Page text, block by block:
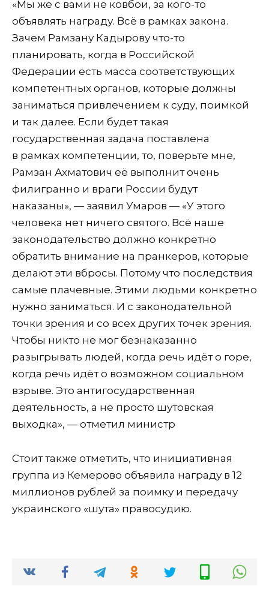
«Мы же с вами не ковбои, за кого-то
объявлять награду. Всё в рамках закона.
Зачем Рамзану Кадырову что-то
планировать, когда в Российской
Федерации есть масса соответствующих
компетентных органов, которые должны
заниматься привлечением к суду, поимкой
и так далее. Если будет такая
государственная задача поставлена
в рамках компетенции, то, поверьте мне,
Рамзан Ахматович её выполнит очень
филигранно и враги России будут
наказаны», — заявил Умаров — «У этого
человека нет ничего святого. Всё наше
законодательство должно конкретно
обратить внимание на пранкеров, которые
делают эти вбросы. Потому что последствия
самые плачевные. Этими людьми конкретно
нужно заниматься. И с законодательной
точки зрения и со всех других точек зрения.
Чтобы никто не мог безнаказанно
разыгрывать людей, когда речь идёт о горе,
когда речь идёт о возможном социальном
взрыве. Это антигосударственная
деятельность, а не просто шутовская
выходка», — отметил министр
Стоит также отметить, что инициативная
группа из Кемерово объявила награду в 12
миллионов рублей за поимку и передачу
украинского «шута» правосудию.